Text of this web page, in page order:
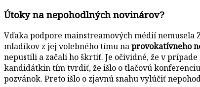
Útoky na nepohodlných novinárov?
Vďaka podpore mainstreamových médií
mladíkov z jej volebného tímu naprovokatívneho
nepustili a začali ho škrtiť. Je očividné, že v
kandidátkin tím tvrdiť, že išlo o tlačovú konferenciu
pozvánok. Preto išlo o zjavnú snahu vylúčiť